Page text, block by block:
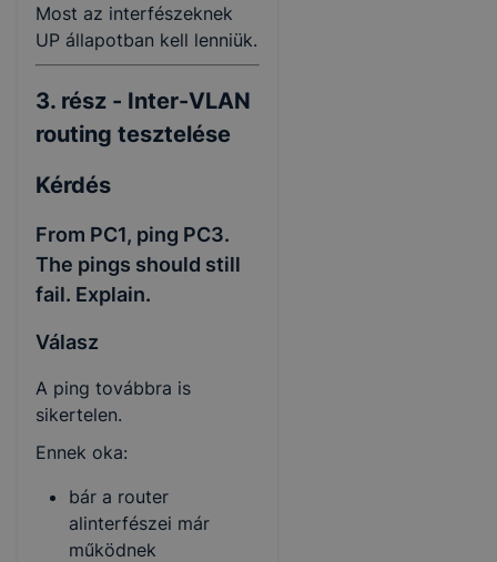
Most az interfészeknek
UP állapotban kell lenniük.
3. rész - Inter-VLAN
routing tesztelése
Kérdés
From PC1, ping PC3.
The pings should still
fail. Explain.
Válasz
A ping továbbra is
sikertelen.
Ennek oka:
bár a router
alinterfészei már
működnek